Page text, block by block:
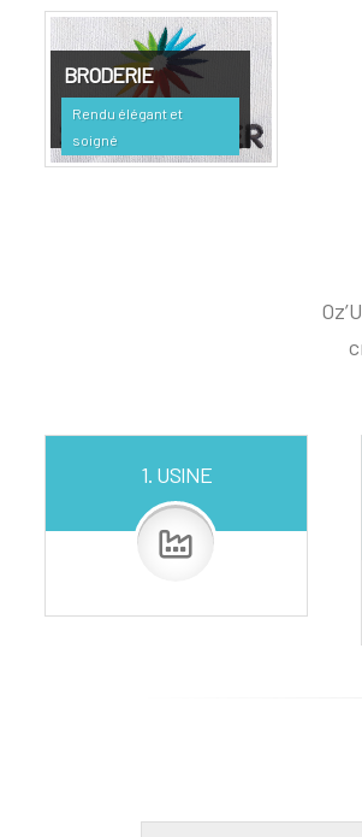
BRODERIE
Rendu élégant et
soigné
1. USINE